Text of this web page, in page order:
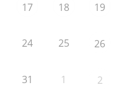
17 18 19
24 25 26
31 1 2